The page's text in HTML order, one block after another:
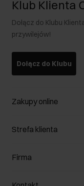
Klub Klienta
Dołącz do Klubu
przywilejów!
Dołącz do Klubu
Zakupy online
Zarządzaj cookies
Formy płatności
Jak dokonać zwrotu?
Strefa klienta
Klub Klienta
Firma
O nas